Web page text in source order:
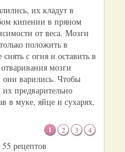
их кладут в
кипении в пряном
от веса. Мозги
положить в
с огня и оставить в
мозги
они варились. Чтобы
предварительно
в муке, яйце и сухарях,
1 2 3 4
рецептов